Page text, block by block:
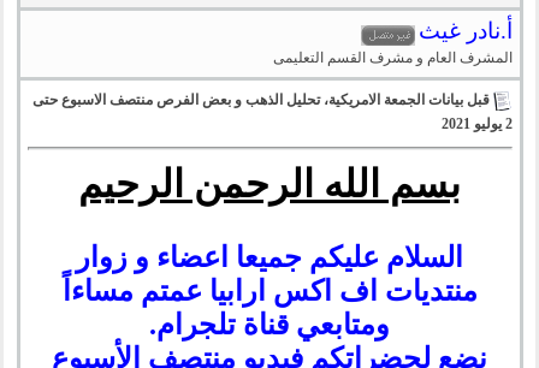
أ.نادر غيث
المشرف العام و مشرف القسم التعليمى
قبل بيانات الجمعة الامريكية، تحليل الذهب و بعض الفرص منتصف الاسبوع حتى
2 يوليو 2021
بسم الله الرحمن الرحيم
السلام عليكم جميعا اعضاء و زوار
منتديات اف اكس ارابيا عمتم مساءاً
ومتابعي قناة تلجرام.
نضع لحضراتكم فيديو منتصف الأسبوع